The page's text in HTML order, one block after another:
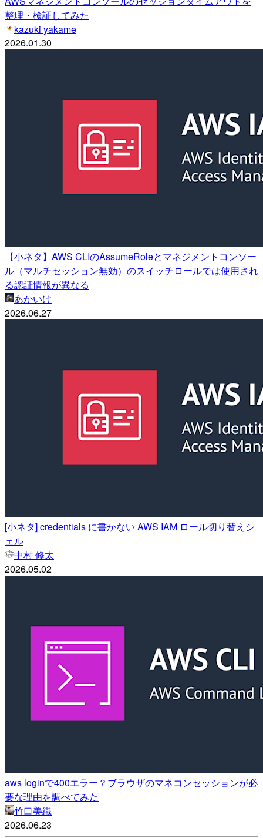
整理・検証してみた
kazuki yakame
2026.01.30
【小ネタ】AWS CLIのAssumeRoleとマネジメントコンソー
ル（マルチセッション無効）のスイッチロールでは使用され
る認証情報が異なる
あかいけ
2026.06.27
[小ネタ] credentials に書かない AWS IAM ロール切り替えシ
ェル
中村 修太
2026.05.02
aws loginで400エラー？ブラウザのマネコンセッションが必
要な理由を調べてみた
竹口美織
2026.06.23